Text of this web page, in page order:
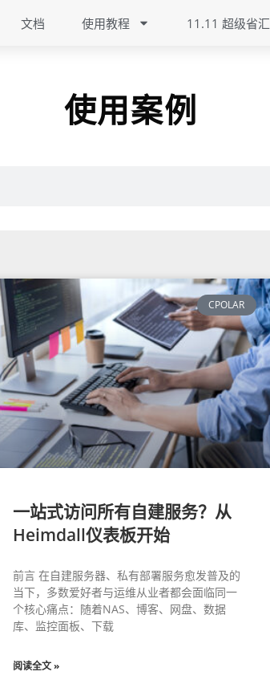
文档 使用教程 11.11 超级省汇
使用案例
CPOLAR
一站式访问所有自建服务？从
Heimdall仪表板开始
前言 在自建服务器、私有部署服务愈发普及的
当下，多数爱好者与运维从业者都会面临同一
个核心痛点：随着NAS、博客、网盘、数据
库、监控面板、下载
阅读全文 »